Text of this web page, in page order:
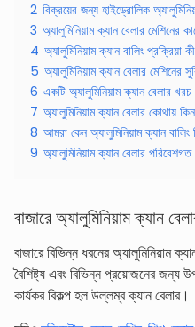
2 বিক্রয়ের জন্য হাইড্রোলিক
3 অ্যালুমিনিয়াম ক্যান বেলার মেশিনের
4 অ্যালুমিনিয়াম ক্যান বালিং প্রক্রিয়া
5 অ্যালুমিনিয়াম ক্যান বেলার মেশিনের
6 একটি অ্যালুমিনিয়াম ক্যান বেলার খরচ
7 অ্যালুমিনিয়াম ক্যান বেলার কোথায়
8 আমরা কেন অ্যালুমিনিয়াম ক্যান
9 অ্যালুমিনিয়াম ক্যান বেলার
বাজারে অ্যালুমিনিয়াম ক্যান
বাজারে বিভিন্ন ধরনের অ্যালুমিনিয়াম
বৈশিষ্ট্য এবং বিভিন্ন প্রয়োজনের
কার্যকর বিকল্প হল উল্লম্ব ক্যান বেলার।